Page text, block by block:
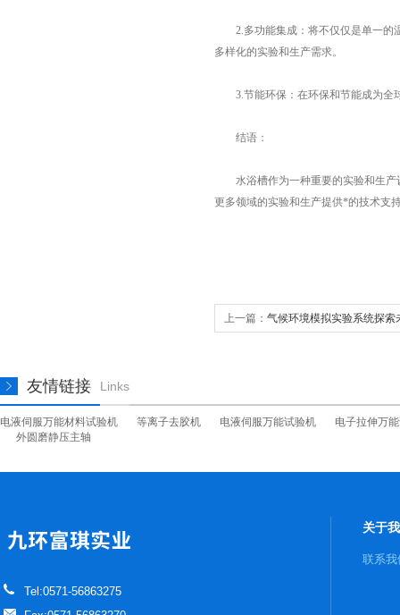
2.多功能集成：将不仅仅是单一的温
多样化的实验和生产需求。
3.节能环保：在环保和节能成为全
结语：
水浴槽作为一种重要的实验和生产
更多领域的实验和生产提供*的技术支
上一篇： 气候环境模拟实验系统探索
友情链接 Links
电液伺服万能材料试验机 等离子去胶机 电液伺服万能试验机
电子拉伸万
外圆磨静压主轴
Tel:0571-56863275
关于
联系我